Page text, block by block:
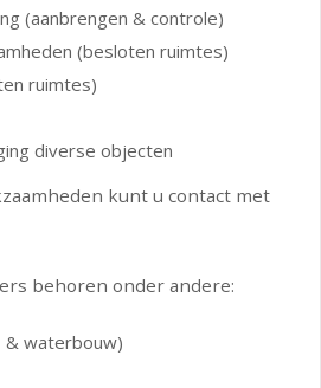
(aanbrengen & controle)
(besloten ruimtes)
ruimtes)
diverse objecten
kunt u contact met
behoren onder andere:
& waterbouw)